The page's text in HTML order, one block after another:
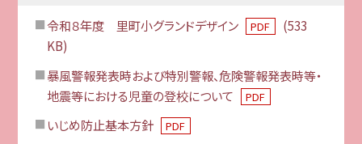
令和８年度 里町小グランドデザイン PDF
(533
KB)
暴風警報発表時および特別警報、危険警報発表時等・
地震等における児童の登校について
PDF
いじめ防止基本方針 PDF